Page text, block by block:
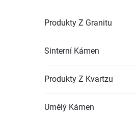
Produkty Z Granitu
Sinterní Kámen
Produkty Z Kvartzu
Umělý Kámen